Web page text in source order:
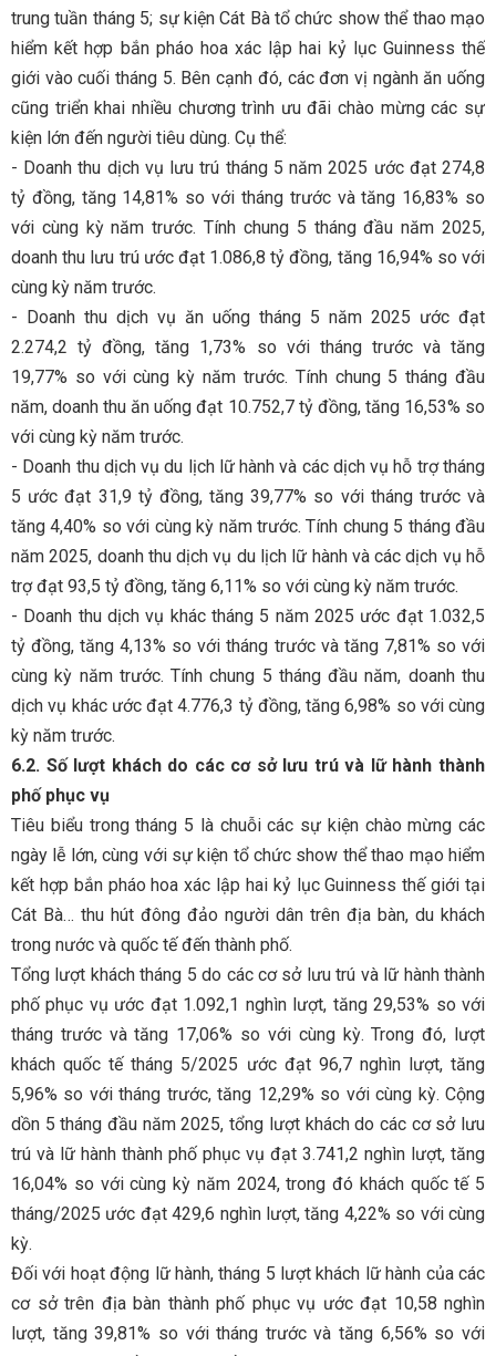
trung tuần tháng 5; sự kiện Cát Bà tổ chức show thể thao mạo
hiểm kết hợp bắn pháo hoa xác lập hai kỷ lục Guinness thế
giới vào cuối tháng 5. Bên cạnh đó, các đơn vị ngành ăn uống
cũng triển khai nhiều chương trình ưu đãi chào mừng các sự
kiện lớn đến người tiêu dùng. Cụ thể:
- Doanh thu dịch vụ lưu trú tháng 5 năm 2025 ước đạt 274,8
tỷ đồng, tăng 14,81% so với tháng trước và tăng 16,83% so
với cùng kỳ năm trước. Tính chung 5 tháng đầu năm 2025,
doanh thu lưu trú ước đạt 1.086,8 tỷ đồng, tăng 16,94% so với
cùng kỳ năm trước.
- Doanh thu dịch vụ ăn uống tháng 5 năm 2025 ước đạt
2.274,2 tỷ đồng, tăng 1,73% so với tháng trước và tăng
19,77% so với cùng kỳ năm trước. Tính chung 5 tháng đầu
năm, doanh thu ăn uống đạt 10.752,7 tỷ đồng, tăng 16,53% so
với cùng kỳ năm trước.
- Doanh thu dịch vụ du lịch lữ hành và các dịch vụ hỗ trợ tháng
5 ước đạt 31,9 tỷ đồng, tăng 39,77% so với tháng trước và
tăng 4,40% so với cùng kỳ năm trước. Tính chung 5 tháng đầu
năm 2025, doanh thu dịch vụ du lịch lữ hành và các dịch vụ hỗ
trợ đạt 93,5 tỷ đồng, tăng 6,11% so với cùng kỳ năm trước.
- Doanh thu dịch vụ khác tháng 5 năm 2025 ước đạt 1.032,5
tỷ đồng, tăng 4,13% so với tháng trước và tăng 7,81% so với
cùng kỳ năm trước. Tính chung 5 tháng đầu năm, doanh thu
dịch vụ khác ước đạt 4.776,3 tỷ đồng, tăng 6,98% so với cùng
kỳ năm trước.
6.2. Số lượt khách do các cơ sở lưu trú và lữ hành thành
phố phục vụ
Tiêu biểu trong tháng 5 là chuỗi các sự kiện chào mừng các
ngày lễ lớn, cùng với sự kiện tổ chức show thể thao mạo hiểm
kết hợp bắn pháo hoa xác lập hai kỷ lục Guinness thế giới tại
Cát Bà… thu hút đông đảo người dân trên địa bàn, du khách
trong nước và quốc tế đến thành phố.
Tổng lượt khách tháng 5 do các cơ sở lưu trú và lữ hành thành
phố phục vụ ước đạt 1.092,1 nghìn lượt, tăng 29,53% so với
tháng trước và tăng 17,06% so với cùng kỳ. Trong đó, lượt
khách quốc tế tháng 5/2025 ước đạt 96,7 nghìn lượt, tăng
5,96% so với tháng trước, tăng 12,29% so với cùng kỳ. Cộng
dồn 5 tháng đầu năm 2025, tổng lượt khách do các cơ sở lưu
trú và lữ hành thành phố phục vụ đạt 3.741,2 nghìn lượt, tăng
16,04% so với cùng kỳ năm 2024, trong đó khách quốc tế 5
tháng/2025 ước đạt 429,6 nghìn lượt, tăng 4,22% so với cùng
kỳ.
Đối với hoạt động lữ hành, tháng 5 lượt khách lữ hành của các
cơ sở trên địa bàn thành phố phục vụ ước đạt 10,58 nghìn
lượt, tăng 39,81% so với tháng trước và tăng 6,56% so với